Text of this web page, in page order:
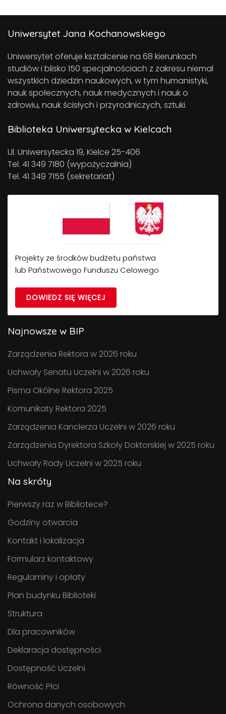
Uniwersytet Jana Kochanowskiego
Uniwersytet oferuje ksztalcenie na 68 kierunkach
studiów i blisko 150 specjalnościach z zakresu niemal
wszystkich dziedzin naukowych, w tym humanistyki,
nauk społecznych, nauk medycznych i nauk o
zdrowiu, nauk ścisłych i przyrodniczych, sztuki.
Biblioteka Uniwersytecka w Kielcach
Ul. Uniwersytecka 19, Kielce 25-406
Tel. 41 349 7180 (wypożyczalnia)
Tel. 41 349 7155 (sekretariat)
Projekty ze środków budżetu państwa
lub Państwowego Funduszu Celowego
DOWIEDZ SIĘ WIĘCEJ
Najnowsze w BIP
Zarządzenia Rektora w 2026 roku
Uchwały Senatu Uczelni w 2026 roku
Pisma Okólne Rektora 2025
Komunikaty Rektora 2025
Zarządzenia Kanclerza Uczelni w 2026 roku
Zarządzenia Dyrektora Szkoły Doktorskiej w 2025 roku
Uchwały Rady Uczelni w 2025 roku
Na skróty
Pierwszy raz w Bibliotece?
Godziny otwarcia
Kontakt i lokalizacja
Formularz kontaktowy
Regulaminy i opłaty
Plan budynku Biblioteki
Struktura
Dla pracowników
Deklaracja dostępności
Dostępność Uczelni
Równość Płci
Ochrona danych osobowych